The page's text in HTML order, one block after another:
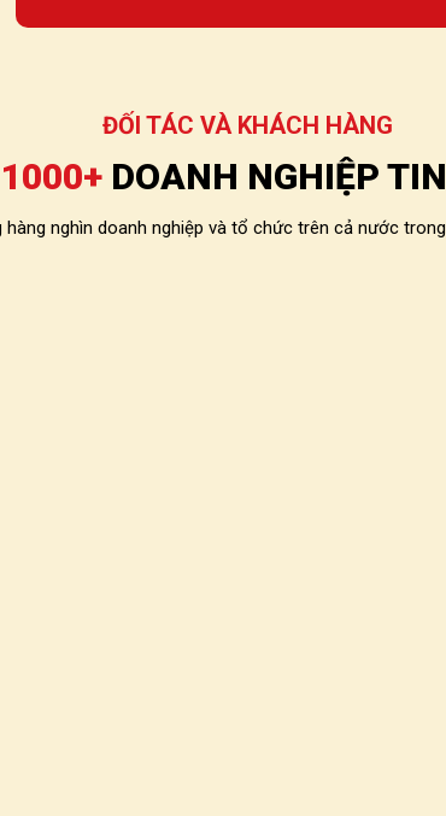
ĐỐI TÁC VÀ KHÁCH HÀNG
1000+ DOANH NGHIỆP
nghìn doanh nghiệp và tổ chức trên cả nước